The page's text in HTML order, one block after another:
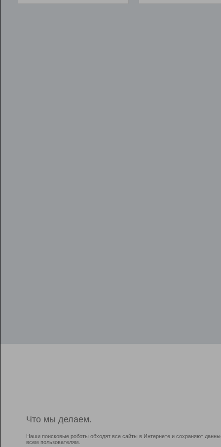
Что мы делаем.
Наши поисковые роботы обходят все сайты в Интернете и сохраняют
всем пользователям.